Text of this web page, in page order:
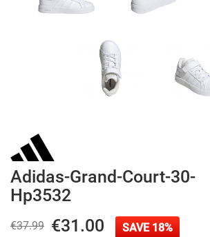
Adidas-Grand-Court-30-
Hp3532
€37.99 €31.00 SAVE 18%